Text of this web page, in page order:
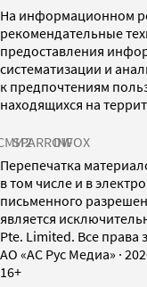
На информационном
рекомендательные
предоставления
систематизации и
к предпочтениям
находящихся на
SPARROWINFOX
Перепечатка
в том числе и в
письменного
является
Pte. Limited. Все
AO «АС Рус Медиа» ·
16+